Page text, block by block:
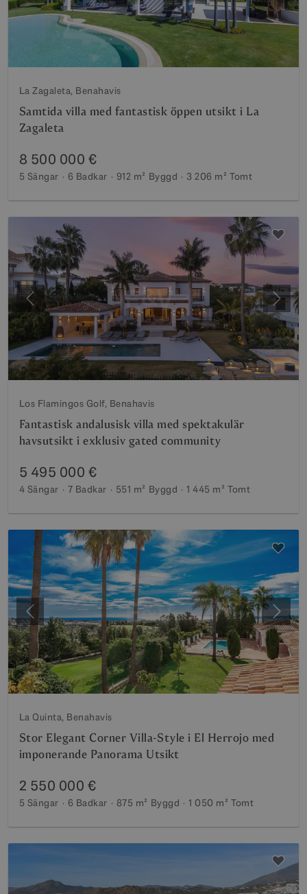
La Zagaleta, Benahavis
Samtida villa med fantastisk öppen utsikt i La
Zagaleta
8 500 000 €
5 Sängar 6 Badkar 912 m² Byggd 3 206 m² Tomt
Föregående Nästa
Los Flamingos Golf, Benahavis
Fantastisk andalusisk villa med spektakulär
havsutsikt i exklusiv gated community
5 495 000 €
4 Sängar 7 Badkar 551 m² Byggd 1 445 m² Tomt
Föregående Nästa
La Quinta, Benahavis
Stor Elegant Corner Villa-Style i El Herrojo med
imponerande Panorama Utsikt
2 550 000 €
5 Sängar 6 Badkar 875 m² Byggd 1 050 m² Tomt